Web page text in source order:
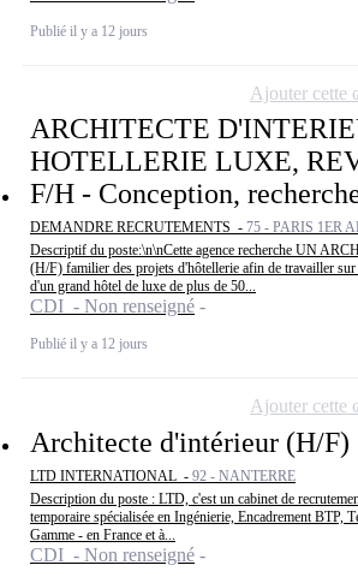
Publié il y a 12 jours
ARCHITECTE
HOTELLERIE LUXE,
F/H - Conception,
DEMANDRE RECRUTEMENTS - 75 - PARIS 1ER
Descriptif du poste:\n\nCette agence recherche UN
(H/F) familier des projets d'hôtellerie afin de travailler sur
d'un grand hôtel de luxe de plus de 50...
CDI - Non renseigné
Publié il y a 12 jours
Ajouter cette
Architecte d'intérieur (H/F)
LTD INTERNATIONAL - 92 - NANTERRE
Description du poste : LTD, c'est un cabinet de
temporaire spécialisée en Ingénierie, Encadrement BTP,
Gamme - en France et à...
CDI - Non renseigné
Ajouter cette